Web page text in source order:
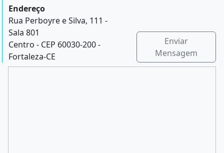
Endereço
Rua Perboyre e Silva, 111 -
Sala 801
Centro - CEP 60030-200 -
Fortaleza-CE
Enviar
Mensagem